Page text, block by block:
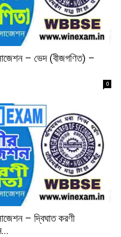
– ভেদ (বীজগণিত) –
0
– দ্বিঘাত করণী